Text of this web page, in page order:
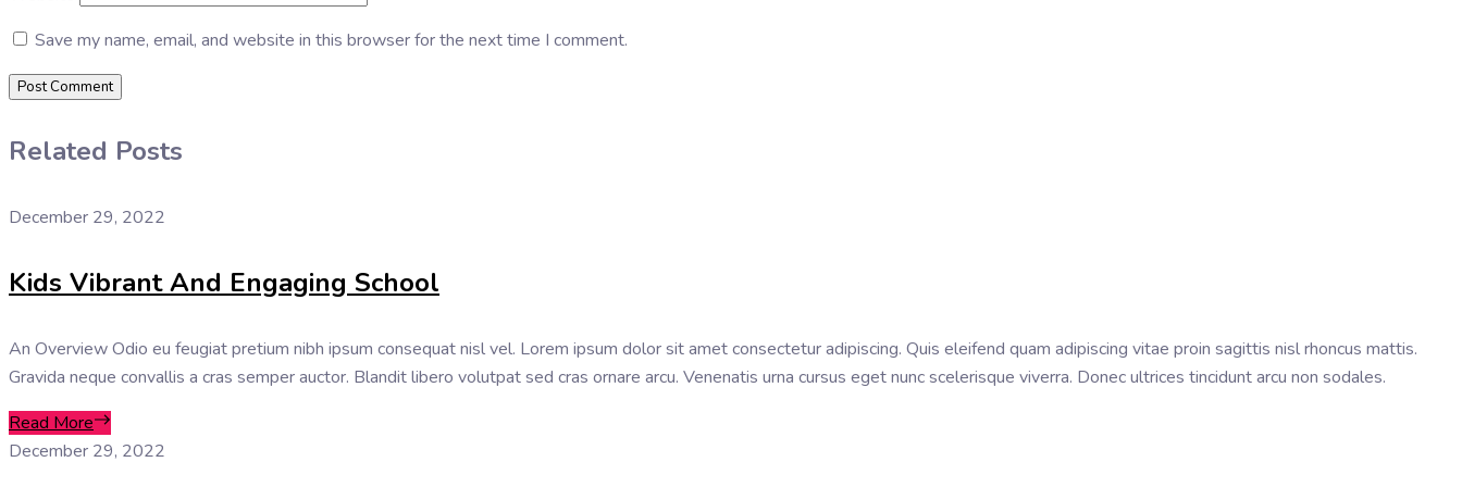
Save my name, email, and website in this browser for the next time I comment.
Related Posts
December 29, 2022
Kids Vibrant And Engaging School
An Overview Odio eu feugiat pretium nibh ipsum consequat nisl vel. Lorem ipsum dolor sit amet consectetur adipiscing. Quis eleifend quam adipiscing vitae proin sagittis nisl rhoncus mattis.
Gravida neque convallis a cras semper auctor. Blandit libero volutpat sed cras ornare arcu. Venenatis urna cursus eget nunc scelerisque viverra. Donec ultrices tincidunt arcu non sodales.
Read More
December 29, 2022